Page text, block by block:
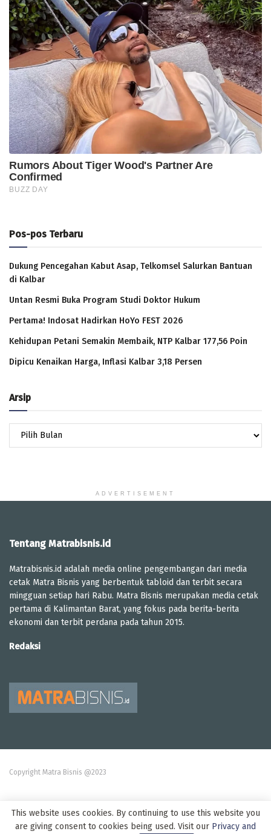
Pos-pos Terbaru
Dukung Pencegahan Kabut Asap, Telkomsel Salurkan Bantuan
di Kalbar
Untan Resmi Buka Program Studi Doktor Hukum
Pertama! Indosat Hadirkan HoYo FEST 2026
Kehidupan Petani Semakin Membaik, NTP Kalbar 177,56 Poin
Dipicu Kenaikan Harga, Inflasi Kalbar 3,18 Persen
Arsip
Arsip
ADVERTISEMENT
Tentang Matrabisnis.id
Matrabisnis.id adalah media online pengembangan dari media
cetak Matra Bisnis yang berbentuk tabloid dan terbit secara
mingguan setiap hari Rabu. Matra Bisnis merupakan media cetak
pertama di Kalimantan Barat, yang fokus pada berita-berita
ekonomi dan terbit perdana pada tahun 2015.
Redaksi
Copyright Matra Bisnis @2023
This website uses cookies. By continuing to use this website you
are giving consent to cookies being used. Visit our Privacy and